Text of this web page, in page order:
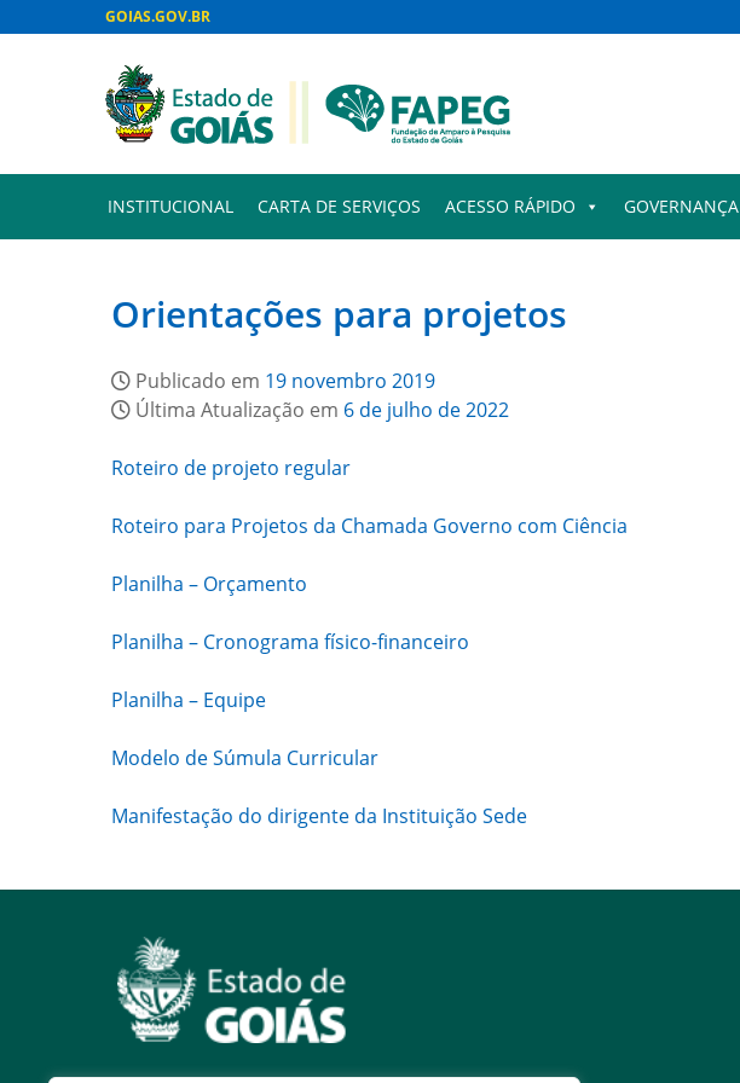
GOIAS.GOV.BR
INSTITUCIONAL CARTA DE SERVIÇOS ACESSO RÁPIDO GOVERNANÇA
Orientações para projetos
Publicado em 19 novembro 2019
Última Atualização em 6 de julho de 2022
Roteiro de projeto regular
Roteiro para Projetos da Chamada Governo com Ciência
Planilha – Orçamento
Planilha – Cronograma físico-financeiro
Planilha – Equipe
Modelo de Súmula Curricular
Manifestação do dirigente da Instituição Sede